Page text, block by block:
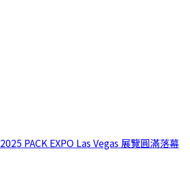
2025 PACK EXPO Las Vegas 展覽圓滿落幕